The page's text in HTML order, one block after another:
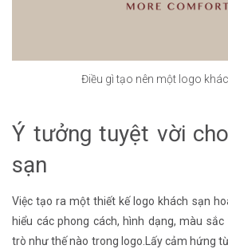
Điều gì tạo nên một logo
Ý tưởng tuyệt vời
sạn
Việc tạo ra một thiết kế logo khách sạn
hiểu các phong cách, hình dạng, màu
trò như thế nào trong logo.Lấy cảm hứng